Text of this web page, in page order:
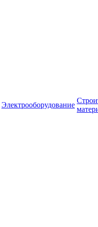
Электрооборудование